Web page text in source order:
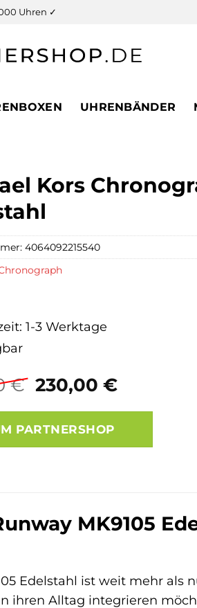
Uhren ✓
UHRENBÄNDER
Kors
€ Ursprünglicher
war:
299,00 €
230,00 €Aktueller
1-3 Werktage
PARTNERSHOP
4064092215540
MK9105
Edelstahl ist weit mehr als
ihren Alltag integrieren